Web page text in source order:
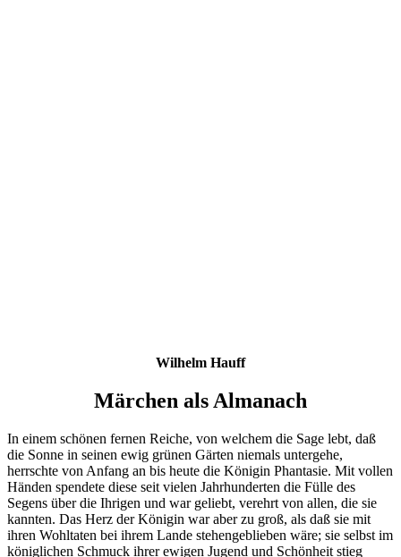
Wilhelm Hauff
Märchen als Almanach
In einem schönen fernen Reiche, von welchem die Sage lebt, daß
die Sonne in seinen ewig grünen Gärten niemals untergehe,
herrschte von Anfang an bis heute die Königin Phantasie. Mit vollen
Händen spendete diese seit vielen Jahrhunderten die Fülle des
Segens über die Ihrigen und war geliebt, verehrt von allen, die sie
kannten. Das Herz der Königin war aber zu groß, als daß sie mit
ihren Wohltaten bei ihrem Lande stehengeblieben wäre; sie selbst im
königlichen Schmuck ihrer ewigen Jugend und Schönheit stieg